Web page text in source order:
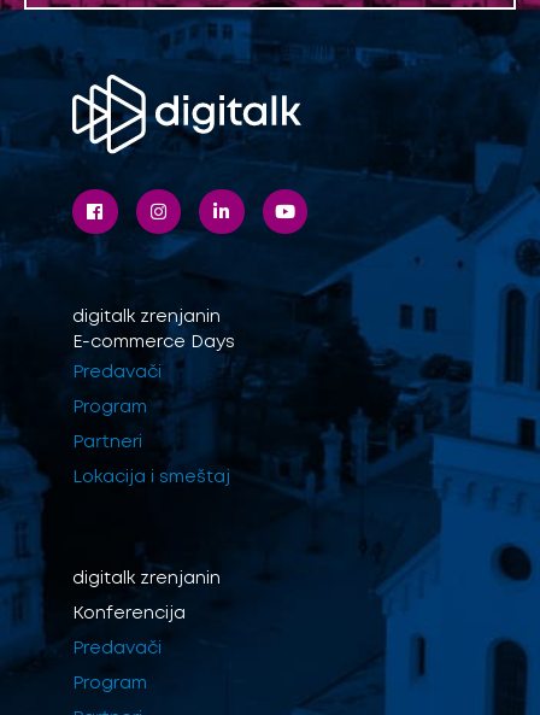
digitalk zrenjanin
E-commerce Days
Predavači
Program
Partneri
Lokacija i smeštaj
digitalk zrenjanin
Konferencija
Predavači
Program